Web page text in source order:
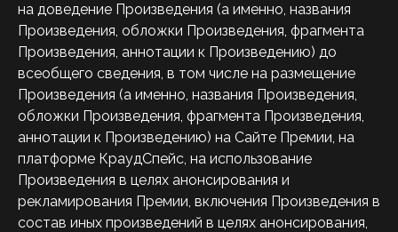
на доведение Произведения (а именно, названия
Произведения, обложки Произведения, фрагмента
Произведения, аннотации к Произведению) до
всеобщего сведения, в том числе на размещение
Произведения (а именно, названия Произведения,
обложки Произведения, фрагмента Произведения,
аннотации к Произведению) на Сайте Премии, на
платформе КраудСпейс, на использование
Произведения в целях анонсирования и
рекламирования Премии, включения Произведения в
состав иных произведений в целях анонсирования,